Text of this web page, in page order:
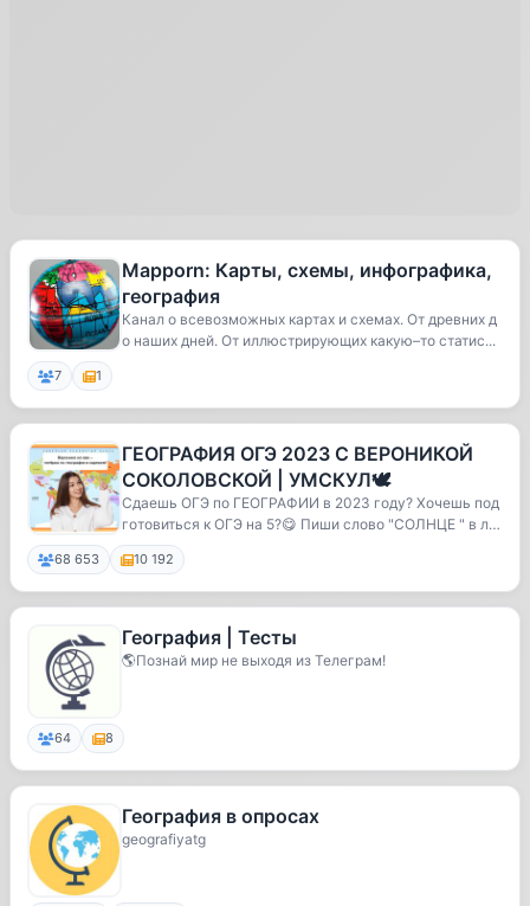
Mapporn: Карты, схемы, инфографика,
география
Канал о всевозможных картах и схемах. От древних д
о наших дней. От иллюстрирующих какую–то статис...
7 1
ГЕОГРАФИЯ ОГЭ 2023 С ВЕРОНИКОЙ
СОКОЛОВСКОЙ | УМСКУЛ🕊
Сдаешь ОГЭ по ГЕОГРАФИИ в 2023 году? Хочешь под
готовиться к ОГЭ на 5?😋 Пиши слово "СОЛНЦЕ " в ли
ч...
68 653 10 192
География | Тесты
🌎Познай мир не выходя из Телеграм!
64 8
География в опросах
geografiyatg